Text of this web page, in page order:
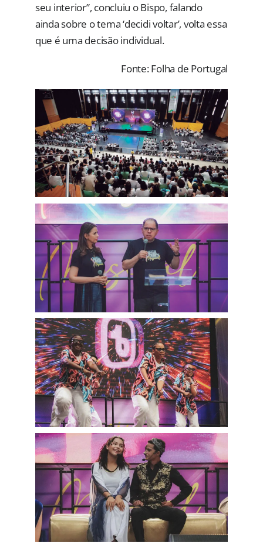
seu interior”, concluiu o Bispo, falando
ainda sobre o tema ‘decidi voltar’, volta essa
que é uma decisão individual.
Fonte: Folha de Portugal